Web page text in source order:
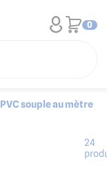
0
souple au mètre
24